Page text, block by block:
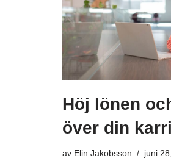
Höj lönen
över din
av Elin Jakobsson juni